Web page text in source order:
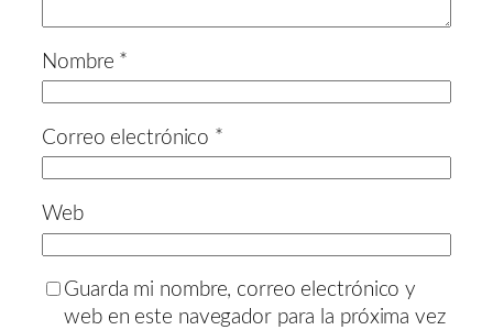
Nombre *
Correo electrónico *
Web
Guarda mi nombre, correo electrónico y
web en este navegador para la próxima vez